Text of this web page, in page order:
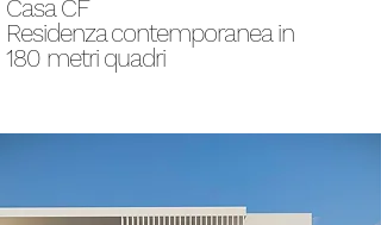
Casa CF
Residenza contemporanea in
180 metri quadri